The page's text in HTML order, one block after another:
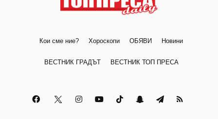
Кои сме ние? Хороскопи ОБЯВИ Новини
ВЕСТНИК ГРАДЪТ ВЕСТНИК ТОП ПРЕСА